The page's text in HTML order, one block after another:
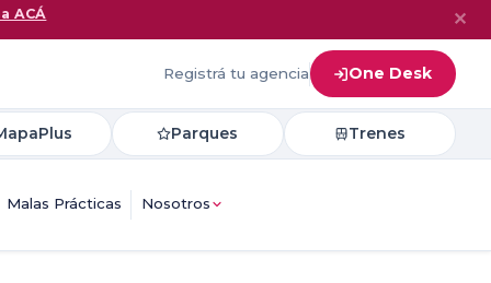
ACÁ ✕
Registrá tu agencia One Desk
Parques Trenes
Malas Prácticas Nosotros